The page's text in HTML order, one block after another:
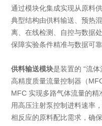
通过模块化集成实现从原料
典型结构由供料输送、预热
离、在线检测、自控与数据
保障实验条件精准与数据可靠
供料输送模块是装置的 “流体
高精度质量流量控制器（
MFC 实现多路气体流量的
用高压注射泵控制进料速率
相反应的原料配比需求，确